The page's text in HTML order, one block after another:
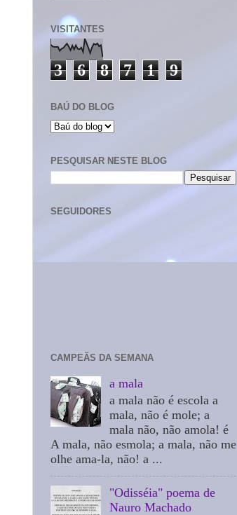
VISITANTES
3 6 8 7 1 9
BAÚ DO BLOG
PESQUISAR NESTE BLOG
SEGUIDORES
CAMPEÃS DA SEMANA
a mala
a mala não é escola a
mala, não é mole; a
mala não, não amola! é
A mala, não esmola; a mala, não me
olhe ama-la, não! a ...
"Odisséia" poema de
Nauro Machado